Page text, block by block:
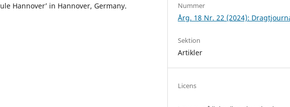
Hannover’ in Hannover, Germany.
Nummer
Årg. 18 Nr. 22 (2024):
Sektion
Artikler
Licens